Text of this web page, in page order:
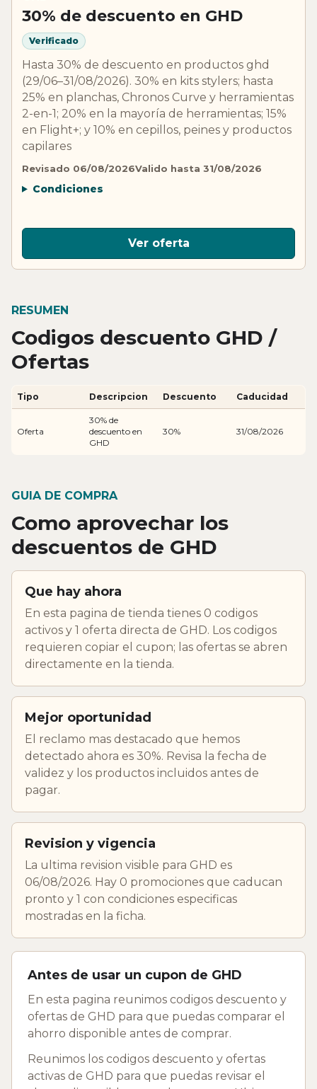
30% de descuento en GHD
Verificado
Hasta 30% de descuento en productos ghd
(29/06–31/08/2026). 30% en kits stylers; hasta
25% en planchas, Chronos Curve y herramientas
2-en-1; 20% en la mayoría de herramientas; 15%
en Flight+; y 10% en cepillos, peines y productos
capilares
Revisado 06/08/2026Valido hasta 31/08/2026
Condiciones
Ver oferta
RESUMEN
Codigos descuento GHD /
Ofertas
Tipo Descripcion Descuento Caducidad
Oferta
30% de
descuento en
GHD
30% 31/08/2026
GUIA DE COMPRA
Como aprovechar los
descuentos de GHD
Que hay ahora
En esta pagina de tienda tienes 0 codigos
activos y 1 oferta directa de GHD. Los codigos
requieren copiar el cupon; las ofertas se abren
directamente en la tienda.
Mejor oportunidad
El reclamo mas destacado que hemos
detectado ahora es 30%. Revisa la fecha de
validez y los productos incluidos antes de
pagar.
Revision y vigencia
La ultima revision visible para GHD es
06/08/2026. Hay 0 promociones que caducan
pronto y 1 con condiciones especificas
mostradas en la ficha.
Antes de usar un cupon de GHD
En esta pagina reunimos codigos descuento y
ofertas de GHD para que puedas comparar el
ahorro disponible antes de comprar.
Reunimos los codigos descuento y ofertas
activas de GHD para que puedas revisar el